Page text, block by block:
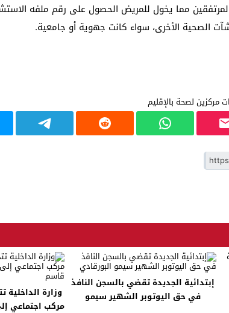
مما يخول للمريض الحصول على رقم ملفه
الصحية الأخرى، سواء كانت جهوية أو جامعية.
إبتدائية الجديدة تقضي بالسجن النافذ
في حق اليوتوبر الشهير سيمو
وزارة
مركب اجتماعي